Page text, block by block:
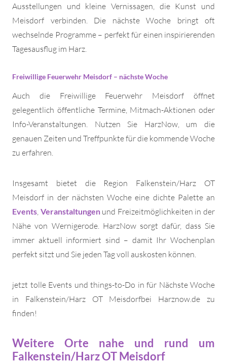
Ausstellungen und kleine Vernissagen, die Kunst und
Meisdorf verbinden. Die nächste Woche bringt oft
wechselnde Programme – perfekt für einen inspirierenden
Tagesausflug im Harz.
Freiwillige Feuerwehr Meisdorf – nächste Woche
Auch die Freiwillige Feuerwehr Meisdorf öffnet
gelegentlich öffentliche Termine, Mitmach-Aktionen oder
Info-Veranstaltungen. Nutzen Sie HarzNow, um die
genauen Zeiten und Treffpunkte für die kommende Woche
zu erfahren.
Insgesamt bietet die Region Falkenstein/Harz OT
Meisdorf in der nächsten Woche eine dichte Palette an
Events, Veranstaltungenund Freizeitmöglichkeiten in der
Nähe von Wernigerode. HarzNow sorgt dafür, dass Sie
immer aktuell informiert sind – damit Ihr Wochenplan
perfekt sitzt und Sie jeden Tag voll auskosten können.
jetzt tolle Events und things-to-Do in für Nächste Woche
in Falkenstein/Harz OT Meisdorfbei Harznow.de zu
finden!
Weitere Orte nahe und rund um
Falkenstein/Harz OT Meisdorf